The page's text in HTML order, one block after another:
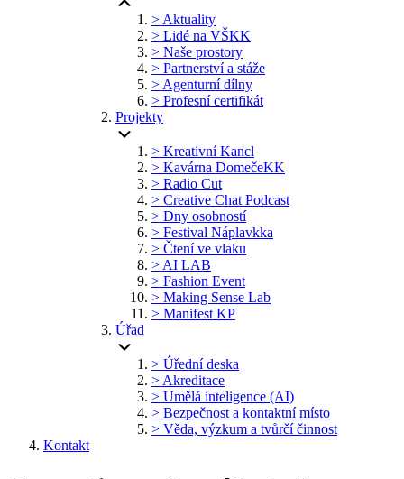
> Aktuality
> Lidé na VŠKK
> Naše prostory
> Partnerství a stáže
> Agenturní dílny
> Profesní certifikát
Projekty
> Kreativní Kancl
> Kavárna DomečeKK
> Radio Cut
> Creative Chat Podcast
> Dny osobností
> Festival Náplavkka
> Čtení ve vlaku
> AI LAB
> Fashion Event
> Making Sense Lab
> Manifest KP
Úřad
> Úřední deska
> Akreditace
> Umělá inteligence (AI)
> Bezpečnost a kontaktní místo
> Věda, výzkum a tvůrčí činnost
Kontakt